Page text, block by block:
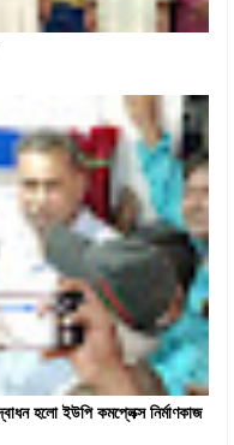
হলো ইউপি কমপ্লেক্স নির্মাণকাজ